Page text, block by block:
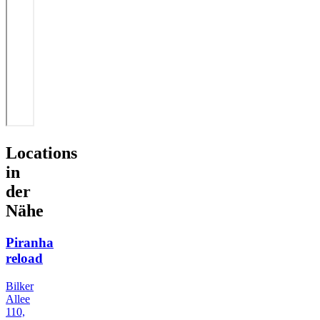
Locations
in
der
Nähe
Piranha
reload
Bilker
Allee
110,